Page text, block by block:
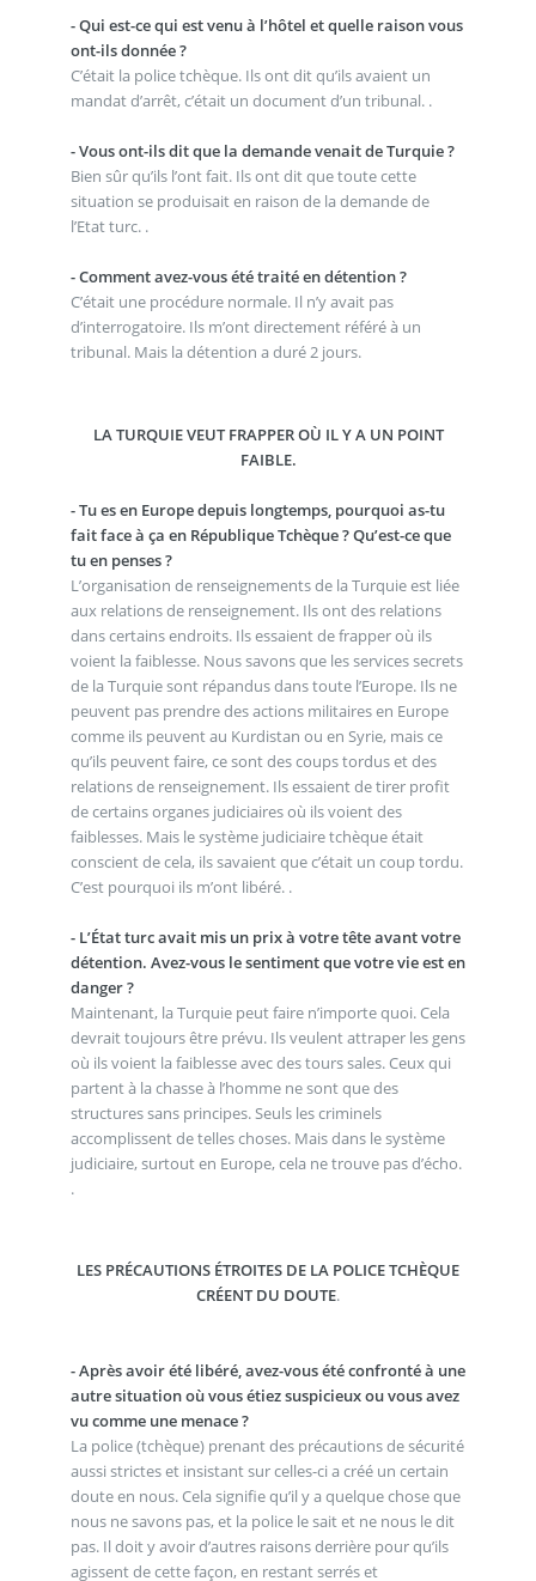
- Qui est-ce qui est venu à l’hôtel et quelle raison vous
ont-ils donnée ?
C’était la police tchèque. Ils ont dit qu’ils avaient un
mandat d’arrêt, c’était un document d’un tribunal. .
- Vous ont-ils dit que la demande venait de Turquie ?
Bien sûr qu’ils l’ont fait. Ils ont dit que toute cette
situation se produisait en raison de la demande de
l’Etat turc. .
- Comment avez-vous été traité en détention ?
C’était une procédure normale. Il n’y avait pas
d’interrogatoire. Ils m’ont directement référé à un
tribunal. Mais la détention a duré 2 jours.
LA TURQUIE VEUT FRAPPER OÙ IL Y A UN POINT
FAIBLE.
- Tu es en Europe depuis longtemps, pourquoi as-tu
fait face à ça en République Tchèque ? Qu’est-ce que
tu en penses ?
L’organisation de renseignements de la Turquie est liée
aux relations de renseignement. Ils ont des relations
dans certains endroits. Ils essaient de frapper où ils
voient la faiblesse. Nous savons que les services secrets
de la Turquie sont répandus dans toute l’Europe. Ils ne
peuvent pas prendre des actions militaires en Europe
comme ils peuvent au Kurdistan ou en Syrie, mais ce
qu’ils peuvent faire, ce sont des coups tordus et des
relations de renseignement. Ils essaient de tirer profit
de certains organes judiciaires où ils voient des
faiblesses. Mais le système judiciaire tchèque était
conscient de cela, ils savaient que c’était un coup tordu.
C’est pourquoi ils m’ont libéré. .
- L’État turc avait mis un prix à votre tête avant votre
détention. Avez-vous le sentiment que votre vie est en
danger ?
Maintenant, la Turquie peut faire n’importe quoi. Cela
devrait toujours être prévu. Ils veulent attraper les gens
où ils voient la faiblesse avec des tours sales. Ceux qui
partent à la chasse à l’homme ne sont que des
structures sans principes. Seuls les criminels
accomplissent de telles choses. Mais dans le système
judiciaire, surtout en Europe, cela ne trouve pas d’écho.
.
LES PRÉCAUTIONS ÉTROITES DE LA POLICE TCHÈQUE
CRÉENT DU DOUTE.
- Après avoir été libéré, avez-vous été confronté à une
autre situation où vous étiez suspicieux ou vous avez
vu comme une menace ?
La police (tchèque) prenant des précautions de sécurité
aussi strictes et insistant sur celles-ci a créé un certain
doute en nous. Cela signifie qu’il y a quelque chose que
nous ne savons pas, et la police le sait et ne nous le dit
pas. Il doit y avoir d’autres raisons derrière pour qu’ils
agissent de cette façon, en restant serrés et